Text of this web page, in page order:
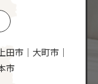
市｜大町市｜
市